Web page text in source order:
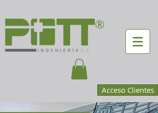
®
Acceso Clientes